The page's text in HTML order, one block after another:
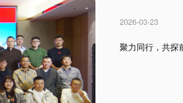
2026-03-23
聚力同行，共探